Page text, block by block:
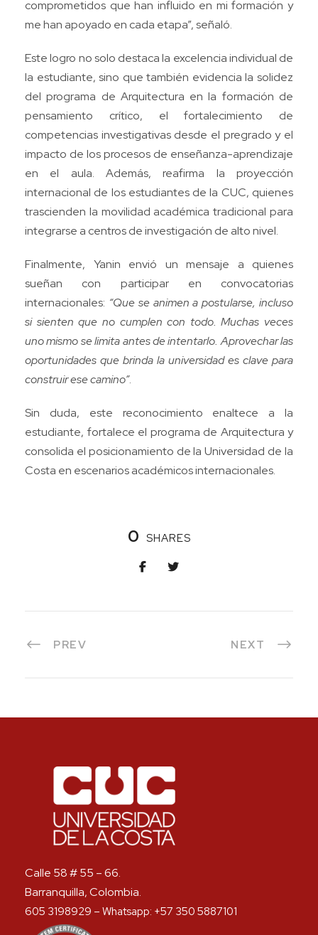
comprometidos que han influido en mi formación y
me han apoyado en cada etapa”, señaló.
Este logro no solo destaca la excelencia individual de
la estudiante, sino que también evidencia la solidez
del programa de Arquitectura en la formación de
pensamiento crítico, el fortalecimiento de
competencias investigativas desde el pregrado y el
impacto de los procesos de enseñanza-aprendizaje
en el aula. Además, reafirma la proyección
internacional de los estudiantes de la CUC, quienes
trascienden la movilidad académica tradicional para
integrarse a centros de investigación de alto nivel.
Finalmente, Yanin envió un mensaje a quienes
sueñan con participar en convocatorias
internacionales: “Que se animen a postularse, incluso
si sienten que no cumplen con todo. Muchas veces
uno mismo se limita antes de intentarlo. Aprovechar las
oportunidades que brinda la universidad es clave para
construir ese camino”.
Sin duda, este reconocimiento enaltece a la
estudiante, fortalece el programa de Arquitectura y
consolida el posicionamiento de la Universidad de la
Costa en escenarios académicos internacionales.
0 SHARES
PREV NEXT
Calle 58 # 55 – 66.
Barranquilla, Colombia.
605 3198929 – Whatsapp: +57 350 5887101